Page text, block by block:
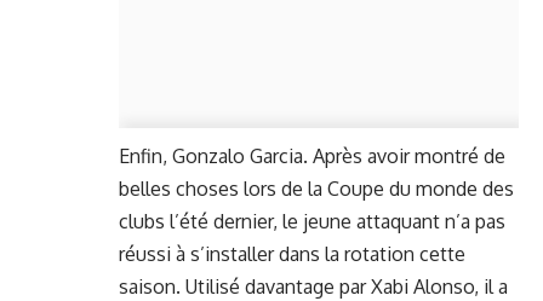
Enfin, Gonzalo Garcia. Après avoir montré de
belles choses lors de la Coupe du monde des
clubs l’été dernier, le jeune attaquant n’a pas
réussi à s’installer dans la rotation cette
saison. Utilisé davantage par Xabi Alonso, il a